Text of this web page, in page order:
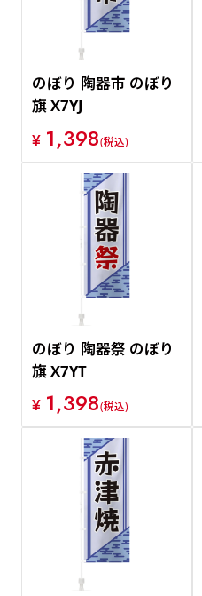
のぼり 陶器市 のぼり
旗 X7YJ
¥ 1,398(税込)
のぼり 陶器祭 のぼり
旗 X7YT
¥ 1,398(税込)